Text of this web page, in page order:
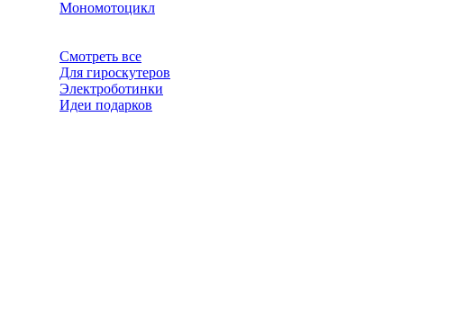
Мономотоцикл
Смотреть все
Для гироскутеров
Электроботинки
Идеи подарков